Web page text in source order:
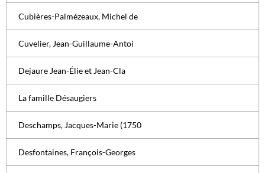
Cubières-Palmézeaux, Michel de
Cuvelier, Jean-Guillaume-Antoi
Dejaure Jean-Élie et Jean-Cla
La famille Désaugiers
Deschamps, Jacques-Marie (1750
Desfontaines, François-Georges